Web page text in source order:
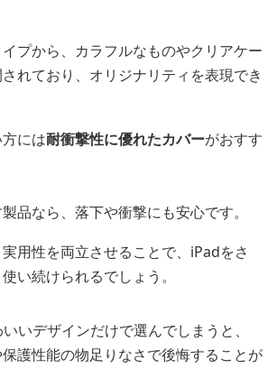
プから、カラフルなものやクリアケー
れており、オリジナリティを表現でき
には耐衝撃性に優れたカバーがおすす
品なら、落下や衝撃にも安心です。
用性を両立させることで、iPadをさ
い続けられるでしょう。
いデザインだけで選んでしまうと、
護性能の物足りなさで後悔することが